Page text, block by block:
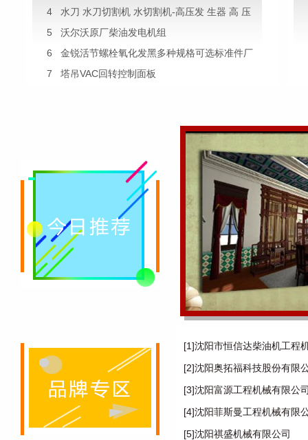
4 水刀 水刀切割机 水切割机-高压发 生器 高 压
泵APW-A12x2
5 沃尔沃原厂柴油发电机组
6 金锐活节螺栓氧化发黑多种规格可选标准件厂
家直销批发供应
7 塔吊VAC回转控制面板
[1]沈阳市恒信达柴油机工程
[2]沈阳奥拓福科技股份有限
[3]沈阳富源工程机械有限公
[4]沈阳菲斯曼工程机械有限
[5]沈阳祺盛机械有限公司